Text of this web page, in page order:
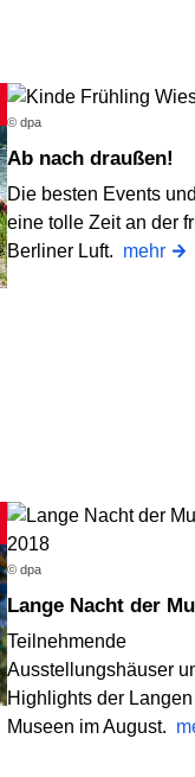
© dpa
Ab nach draußen!
Die besten Events
eine tolle Zeit an der
Berliner Luft. mehr
© dpa
Lange Nacht der
Teilnehmende
Ausstellungshäuser
Highlights der
Museen im August.